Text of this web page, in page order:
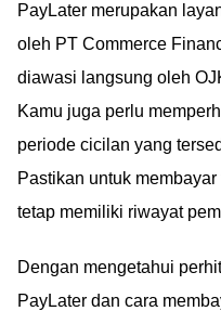
PayLater merupakan
oleh PT Commerce
diawasi langsung oleh
Kamu juga perlu
periode cicilan yang
Pastikan untuk
tetap memiliki riwayat
Dengan mengetahui
PayLater dan cara